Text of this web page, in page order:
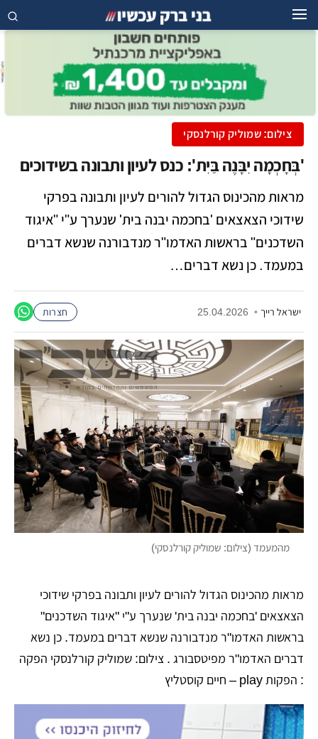
צילום: שמוליק קורלנסקי
'בְּחָכְמָה יִבָּנֶה בַּיִת': כנס לעיון ותבונה בשידוכים
מראות מהכינוס הגדול להורים לעיון ותבונה בפרקי
שידוכי הצאצאים 'בחכמה יבנה בית' שנערך ע"י "איגוד
השדכנים" בראשות האדמו"ר מנדבורנה שנשא דברים
במעמד. כן נשא דברים…
ישראל רייך •
25.04.2026 חצרות
מהמעמד (צילום: שמוליק קורלנסקי)
מראות מהכינוס הגדול להורים לעיון ותבונה בפרקי שידוכי
הצאצאים 'בחכמה יבנה בית' שנערך ע"י "איגוד השדכנים"
בראשות האדמו"ר מנדבורנה שנשא דברים במעמד. כן נשא
דברים האדמו"ר מפיטסבורג . צילום: שמוליק קורלנסקי הפקה
: הפקות play – חיים קוסטליץ